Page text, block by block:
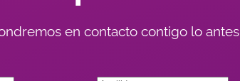
en contacto contigo lo antes